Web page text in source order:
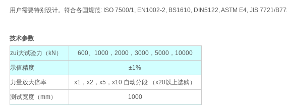
用户需要特别设计。符合各国规范: ISO 7500/1, EN1002-2, BS1610, DIN5122, ASTM E4, JIS 7721/
技术参数
zui大试验力（kN） 600、1000，2000，3000，5000，10000
示值精度 ±1%
力量放大倍率 x1，x2，x5，x10 自动分段 （x20以上选购）
测试宽度（mm） 1000